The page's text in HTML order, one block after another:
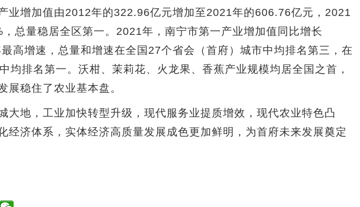
业增加值由2012年的322.96亿元增加至2021年的606.76亿元，2021
总量稳居全区第一。2021年，南宁市第一产业增加值同比增长
高增速，总量和增速在全国27个省会（首府）城市中均排名第三，在
均排名第一。沃柑、茉莉花、火龙果、香蕉产业规模均居全国之首，
展稳住了农业基本盘。
地，工业加快转型升级，现代服务业提质增效，现代农业特色凸
经济体系，实体经济高质量发展成色更加鲜明，为首府未来发展奠定